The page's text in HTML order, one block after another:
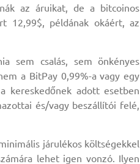
az áruikat, de a bitcoinos
12,99$, példának okáért, az
sem csalás, sem önkényes
a BitPay 0,99%-a vagy egy
kereskedőnek adott esetben
és/vagy beszállítói felé,
járulékos költségekkel
lehet igen vonzó. Ilyen